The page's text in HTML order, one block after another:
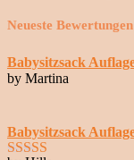
Neueste Bewertungen
Babysitzsack
by Martina
Babysitzsack